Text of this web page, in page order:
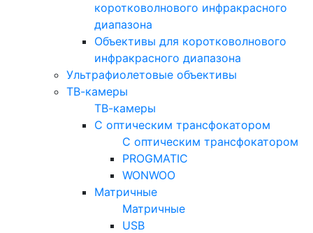
коротковолнового инфракрасного
диапазона
Объективы для коротковолнового
инфракрасного диапазона
Ультрафиолетовые объективы
ТВ-камеры
ТВ-камеры
С оптическим трансфокатором
С оптическим трансфокатором
PROGMATIC
WONWOO
Матричные
Матричные
USB